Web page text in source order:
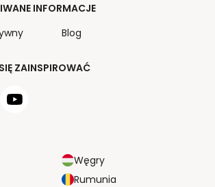
ZAINSPIROWAĆ
Węgry
Rumunia
INFORMACJE
Blog